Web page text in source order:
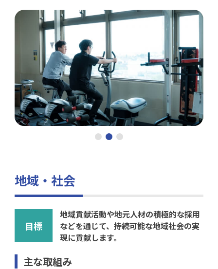
地域・社会
目標
地域貢献活動や地元人材の積極的な採用
などを通じて、持続可能な地域社会の実
現に貢献します。
主な取組み